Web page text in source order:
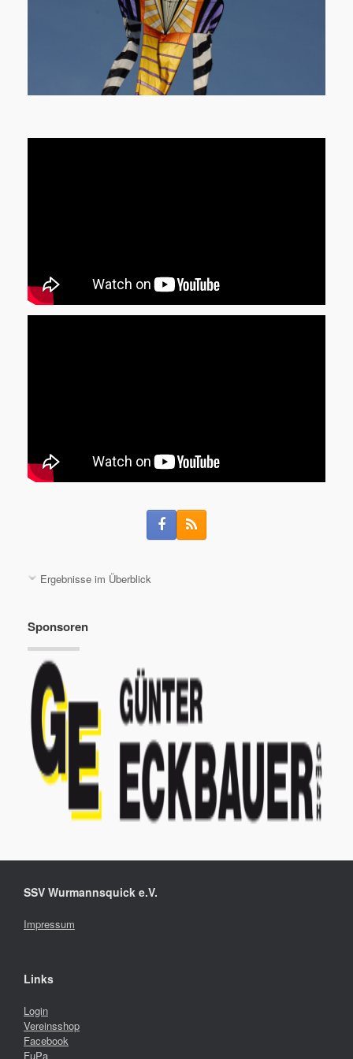
Ergebnisse im Überblick
Sponsoren
SSV Wurmannsquick e.V.
Impressum
Links
Login
Vereinsshop
Facebook
FuPa